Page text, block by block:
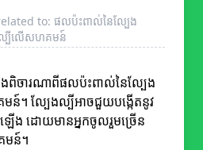
to: ផលប៉ះពាល់នៃល្បែង
បីលើសហគមន៍
ងពិចារណាពីផលប៉ះពាល់នៃល្បែង
ន៍។ ល្បែងល្បីអាចជួយបង្កើតនូវ
ឡើង ដោយមានអ្នកចូលរួមច្រើន
មន៍។